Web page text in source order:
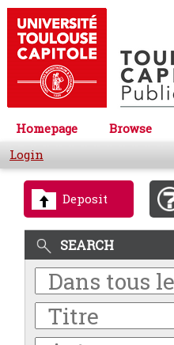
Homepage Browse
Login
Deposit
SEARCH